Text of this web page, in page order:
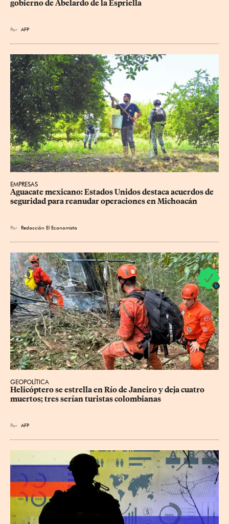
gobierno de Abelardo de la Espriella
Por AFP
EMPRESAS
Aguacate mexicano: Estados Unidos destaca acuerdos de
seguridad para reanudar operaciones en Michoacán
Por Redacción El Economista
GEOPOLÍTICA
Helicóptero se estrella en Río de Janeiro y deja cuatro
muertos; tres serían turistas colombianas
Por AFP